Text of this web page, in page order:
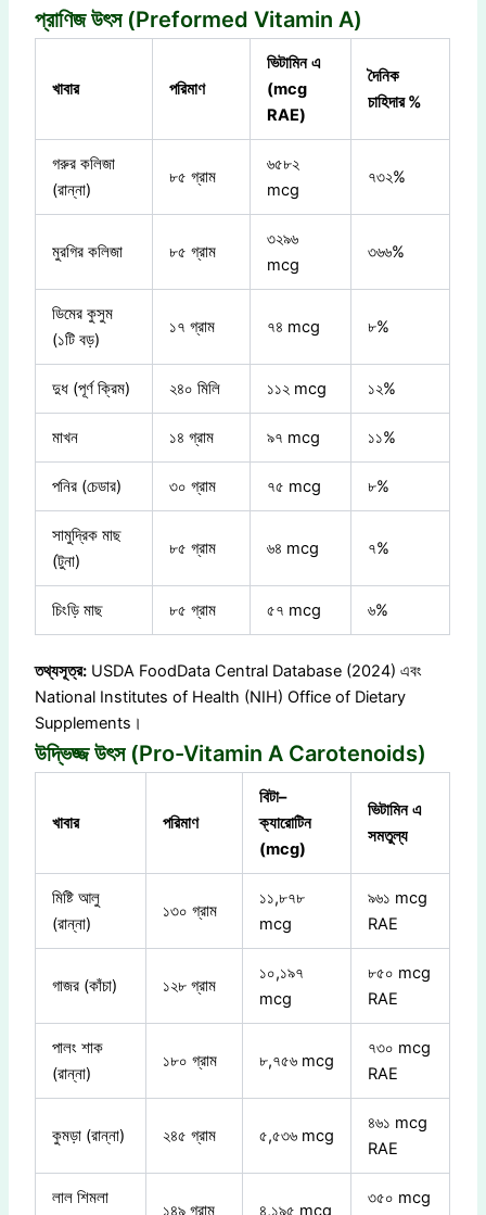
প্রাণিজ উৎস (Preformed Vitamin A)
খাবার পরিমাণ
ভিটামিন এ
(mcg
RAE)
দৈনিক
চাহিদার%
গরুর কলিজা
(রান্না)
৮৫ গ্রাম
৬৫৮২
mcg
৭৩২%
মুরগির কলিজা ৮৫ গ্রাম
৩২৯৬
mcg
৩৬৬%
ডিমের কুসুম
(১টি বড়)
১৭ গ্রাম ৭৪ mcg ৮%
দুধ (পূর্ণ ক্রিম) ২৪০ মিলি ১১২ mcg ১২%
মাখন ১৪ গ্রাম ৯৭ mcg ১১%
পনির (চেডার) ৩০ গ্রাম ৭৫ mcg ৮%
সামুদ্রিক মাছ
(টুনা)
৮৫ গ্রাম ৬৪ mcg ৭%
চিংড়ি মাছ ৮৫ গ্রাম ৫৭ mcg ৬%
তথ্যসূত্র: USDA FoodData Central Database (2024) এবং
National Institutes of Health (NIH) Office of Dietary
Supplements।
উদ্ভিজ্জ উৎস (Pro-Vitamin A Carotenoids)
খাবার পরিমাণ
বিটা–
ক্যারোটিন
(mcg)
ভিটামিন এ
সমতুল্য
মিষ্টি আলু
(রান্না)
১৩০ গ্রাম
১১,৮৭৮
mcg
৯৬১ mcg
RAE
গাজর (কাঁচা) ১২৮ গ্রাম
১০,১৯৭
mcg
৮৫০ mcg
RAE
পালং শাক
(রান্না)
১৮০ গ্রাম ৮,৭৫৬ mcg
৭৩০ mcg
RAE
কুমড়া (রান্না) ২৪৫ গ্রাম ৫,৫৩৬ mcg
৪৬১ mcg
RAE
লাল শিমলা
১৪৯ গ্রাম ৪,১৯৫ mcg
৩৫০ mcg